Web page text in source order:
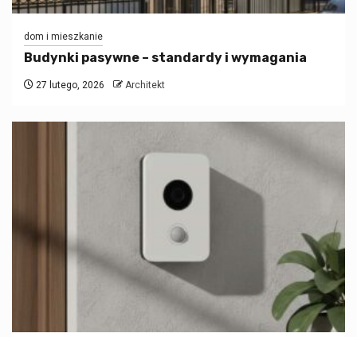
dom i mieszkanie
Budynki pasywne – standardy i wymagania
27 lutego, 2026 Architekt